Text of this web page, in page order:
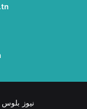
نيوز بلوس